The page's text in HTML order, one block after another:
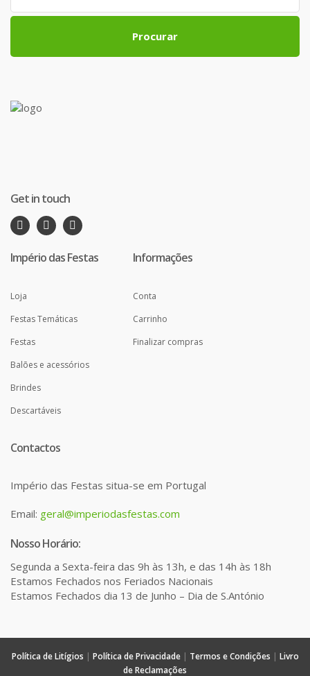
Procurar
Get in touch
Império das Festas
Loja
Festas Temáticas
Festas
Balões e acessórios
Brindes
Descartáveis
Informações
Conta
Carrinho
Finalizar compras
Contactos
Império das Festas situa-se em Portugal
Email: geral@imperiodasfestas.com
Nosso Horário:
Segunda a Sexta-feira das 9h às 13h, e das 14h às 18h
Estamos Fechados nos Feriados Nacionais
Estamos Fechados dia 13 de Junho – Dia de S.António
Política de Litígios | Política de Privacidade| Termos e Condições | Livro
de Reclamações